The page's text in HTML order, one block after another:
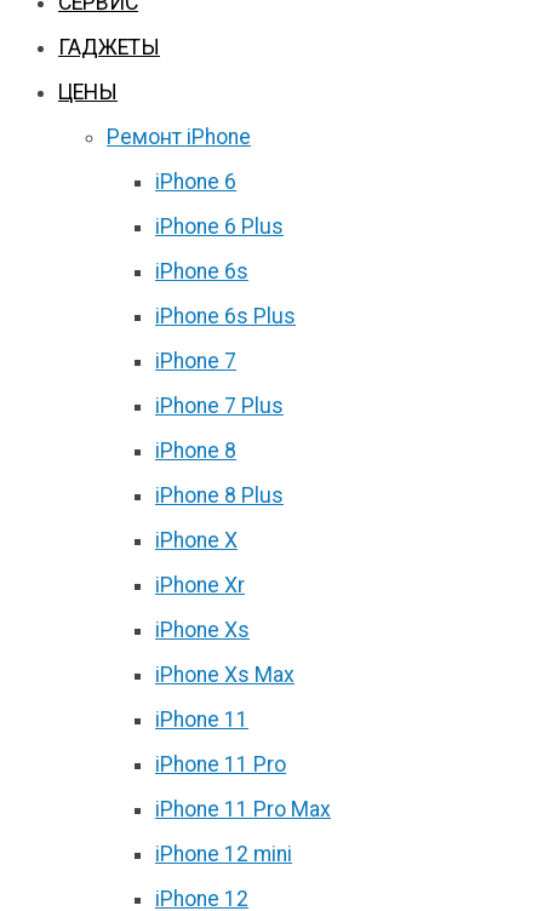
ГАДЖЕТЫ
ЦЕНЫ
Ремонт iPhone
iPhone 6
iPhone 6 Plus
iPhone 6s
iPhone 6s Plus
iPhone 7
iPhone 7 Plus
iPhone 8
iPhone 8 Plus
iPhone X
iPhone Xr
iPhone Xs
iPhone Xs Max
iPhone 11
iPhone 11 Pro
iPhone 11 Pro Max
iPhone 12 mini
iPhone 12